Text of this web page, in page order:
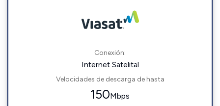
Conexión:
Internet Satelital
Velocidades de descarga de hasta
150Mbps